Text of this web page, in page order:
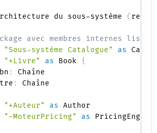
du sous-système (
avec membres internes listés
"Sous-système Catalogue" as
"+Livre" as Book {
:
Chaîne
:
Chaîne
"+Auteur" as Author
"-MoteurPricing" as